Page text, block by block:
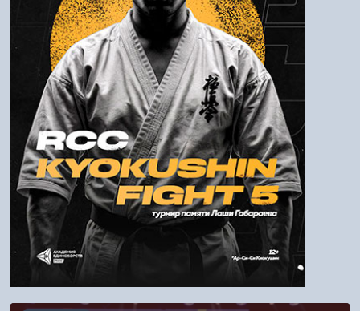
Войти
Напомнить пароль
Регистрация